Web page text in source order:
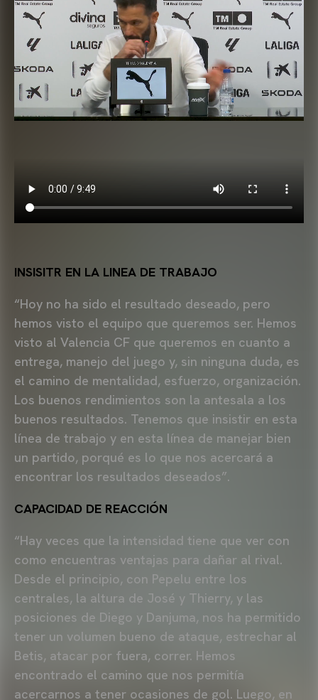
INSISITR EN LA LINEA DE TRABAJO
“Hoy no ha sido el resultado deseado, pero
hemos visto el equipo que queremos ser. Hemos
visto al Valencia CF que queremos en cuanto a
entrega, manejo del juego y, sin ninguna duda, es
el camino de mentalidad, esfuerzo, organización.
Los buenos rendimientos son la antesala a los
buenos resultados. Tenemos que insistir en esta
línea de trabajo y en esta línea de manejar bien
un partido, porqué es lo que nos acercará a
encontrar los resultados deseados”.
CAPACIDAD DE REACCIÓN
“Hay veces que la intensidad tiene que ver con
como encuentras ventajas para dañar al rival.
Desde el principio, con Pepelu entre los
centrales, la altura de José y Thierry, y las
posiciones de Diego y Danjuma, nos ha permitido
tener un volumen bueno de ataque, estrechar al
Betis, atacar por fuera, correr. Hemos
encontrado el camino que nos permitía
acercarnos a tener ocasiones de gol. Luego, en